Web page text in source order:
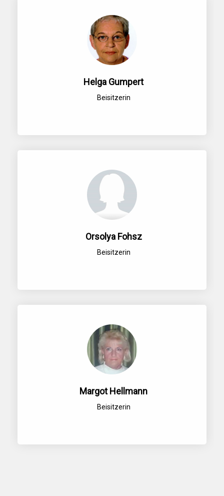
Helga Gumpert
Beisitzerin
Orsolya Fohsz
Beisitzerin
Margot Hellmann
Beisitzerin